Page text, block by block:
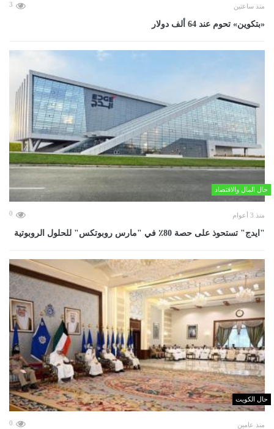
منذ ساعتين 3
«بتكوين» تحوم عند 64 ألف دولار
حال المال والاقتصاد
منذ 3 أعوام 0
"ايدج" تستحوذ على حصة 80٪ في "مارس روبوتكس" للحلول الروبوتية
حال الكويت
منذ عامين 0